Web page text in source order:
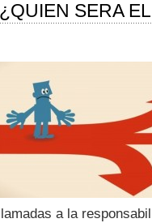
¿QUIEN SERA
a la